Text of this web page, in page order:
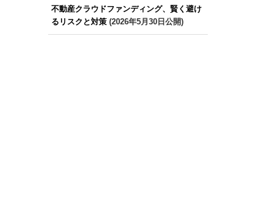
不動産クラウドファンディング、賢く避け
るリスクと対策(2026年5月30日公開)